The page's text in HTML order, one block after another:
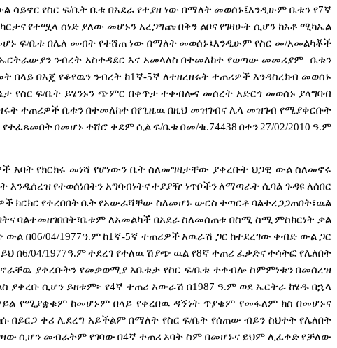
ሳይኖር የስር ፍ/ቤት ቤቱ በአደራ የተያዘ ነው በማለት መወሰኑ፤እንዲሁም ቤቱን የ7ኛ
ካርታና የተሟላ ሰነድ ያለው መሆኑን አረጋግጩ በቅን ልቦና የገዛሁት ሲሆን ከአቶ ሚካኤል
ፍ/ቤቱ በሌለ መብት የተሸጠ ነው በማለት መወሰኑ፤እንዲሁም የስር መ/አመልካቾች
ንብረት አስተዳደር እና አመላለስ በተመለከተ የወጣው መመሪያም
ቤቱን
በላይ በእጄ የቆየዉን ንብረት ከ1 ኛ-5ኛ ለተዘረዘሩት ተጠሪዎች እንዳስረክብ መወሰኑ
የስር ፍ/ቤት ይሄንኑን ጭምር በቀጥታ ተቀብሎና መሰረት አድርጎ መወሰኑ ያላግባብ
ተጠሪዎች ቤቱን በተመለከተ በየጊዜዉ በዚህ መዝገብና ሌላ መዝገብ የሚያቀርቡት
የተፈጸመበት በመሆኑ ተሸሮ ቀደም ሲል ፍ/ቤቱበመ/ቁ.74438 በቀን 27/02/2010 ዓ.ም
አባት የክርክሩ መነሻ የሆነውን ቤት ስለመግዛታቸው ያቀረቡት ህጋዊ ውል ስለመኖሩ
እንዲሰረዝ የተወሰነበትን አግባብነትና ተያያዥ ነጥቦችን ለማጣራት ሲባል ጉዳዩ ለሰበር
ክርክር የቀረበበት ቤት የአውራሻቸው ስለመሆኑ ውርስ ተጣርቶ ባልተረጋጋጠበት፣ዉል
ባልተመዘገበበት፣ቤቱም ለአመልካች በአደራ ስለመሰጠቱ በስሚ ስሚ ምስክርነት ቃል
ውል በ06/04/1977ዓ.ም ከ1 ኛ-5ኛ ተጠሪዎች አዉራሽ ጋር ከተደረገው ቀብድ ውል ጋር
ይህ በ6/04/1977ዓ.ም ተደረገ የተለዉ ሽያጭ ዉል የ8ኛ ተጠሪ ፈቃድና ተሳትፎ የሌለበት
ያቀረቡትን የመቃወሚያ አቤቱታ የስር ፍ/ቤቱ ተቀብሎ ስምምነቱን በመሰረዝ
ያቀረቡ ሲሆን ይዘቱም፦ የ4ኛ ተጠሪ አውራሽ በ1987 ዓ.ም ወደ ኤርትራ ከሄዱ በኋላ
የሚያቋቁም ከመሆኑም በላይ የቀረበዉ ዳኝነት ጥያቄም የመፋለም ክስ በመሆኑና
በይርጋ ቀሪ ሊደረግ አይችልም በማለት የስር ፍ/ቤት የሰጠው ብይን ስህተት የሌለበት
ሲሆን መብራትም የገባው በ4ኛ ተጠሪ አባት ስም በመሆኑና ይህም ሊፈቀድ የቻለው